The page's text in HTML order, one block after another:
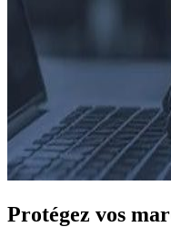
Protégez vos